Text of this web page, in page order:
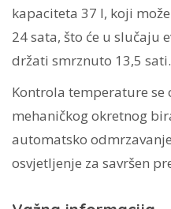
kapaciteta 37 l, koji
24 sata, što će u slučaju
držati smrznuto 13,5 sati.
Kontrola temperature se
mehaničkog okretnog
automatsko
osvjetljenje za savršen